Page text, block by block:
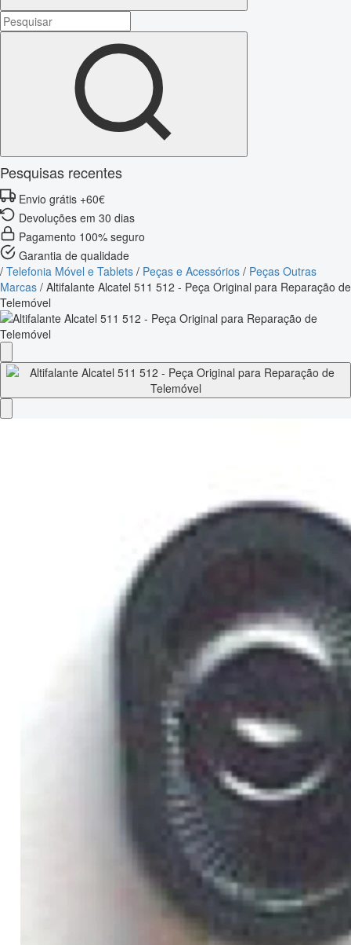
Pesquisas recentes
Envio grátis +60€
Devoluções em 30 dias
Pagamento 100% seguro
Garantia de qualidade
/ Telefonia Móvel e Tablets / Peças e Acessórios / Peças Outras
Marcas / Altifalante Alcatel 511 512 - Peça Original para Reparação de
Telemóvel